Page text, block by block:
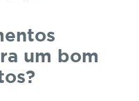
um bom